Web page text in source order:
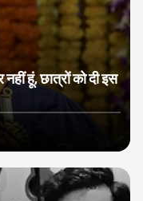
नहीं हूं, छात्रों को दी इस